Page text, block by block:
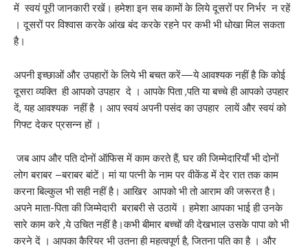
में स्वयं पूरी जानकारी रखें। हमेशा इन सब कामों के लिये दूसरों पर निर्भर न रहें
। दूसरों पर विश्वास करके आंख बंद करके रहने पर कभी भी धोखा मिल सकता
है।
अपनी इच्छाओं और उपहारों के लिये भी बचत करें—ये आवश्यक नहीं है कि कोई
दूसरा व्यक्ति ही आपको उपहार दे । आपके पिता ,पति या बच्चे ही आपको उपहार
दें, यह आवश्यक नहीं है । आप स्वयं अपनी पसंद का उपहार लायें और स्वयं को
गिफ्ट देकर प्रसन्न हों ।
जब आप और पति दोनों ऑफिस में काम करते हैं, घर की जिम्मेदारियाँ भी दोनों
लोग बराबर –बराबर बांटें। मां या पत्नी के नाम पर वीकेंड में देर रात तक काम
करना बिल्कुल भी सही नहीं है। आखिर आपको भी तो आराम की जरूरत है।
अपने माता-पिता की जिम्मेदारी बराबरी से उठायें । हमेशा आपका भाई ही उनके
सारे काम करे ,ये उचित नहीं है।कभी बीमार बच्चों की देखभाल उसके पापा को भी
करने दें । आपका कैरियर भी उतना ही महत्वपूर्ण है, जितना पति का है । और